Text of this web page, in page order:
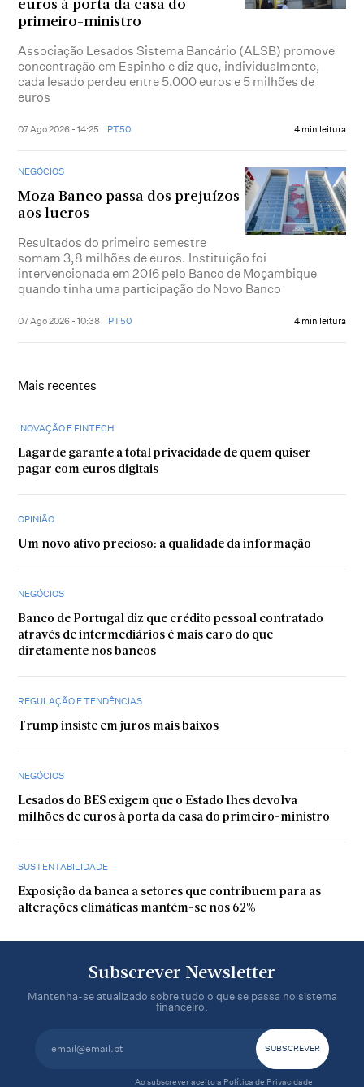
euros à porta da casa do
primeiro-ministro
Associação Lesados Sistema Bancário (ALSB) promove
concentração em Espinho e diz que, individualmente,
cada lesado perdeu entre 5.000 euros e 5 milhões de
euros
07 Ago 2026 - 14:25 PT50 4 min leitura
NEGÓCIOS
Moza Banco passa dos prejuízos
aos lucros
Resultados do primeiro semestre
somam 3,8 milhões de euros. Instituição foi
intervencionada em 2016 pelo Banco de Moçambique
quando tinha uma participação do Novo Banco
07 Ago 2026 - 10:38 PT50 4 min leitura
Mais recentes
INOVAÇÃO E FINTECH
Lagarde garante a total privacidade de quem quiser
pagar com euros digitais
OPINIÃO
Um novo ativo precioso: a qualidade da informação
NEGÓCIOS
Banco de Portugal diz que crédito pessoal contratado
através de intermediários é mais caro do que
diretamente nos bancos
REGULAÇÃO E TENDÊNCIAS
Trump insiste em juros mais baixos
NEGÓCIOS
Lesados do BES exigem que o Estado lhes devolva
milhões de euros à porta da casa do primeiro-ministro
SUSTENTABILIDADE
Exposição da banca a setores que contribuem para as
alterações climáticas mantém-se nos 62%
Subscrever Newsletter
Mantenha-se atualizado sobre tudo o que se passa no sistema
financeiro.
Ao subscrever aceito a Política de Privacidade